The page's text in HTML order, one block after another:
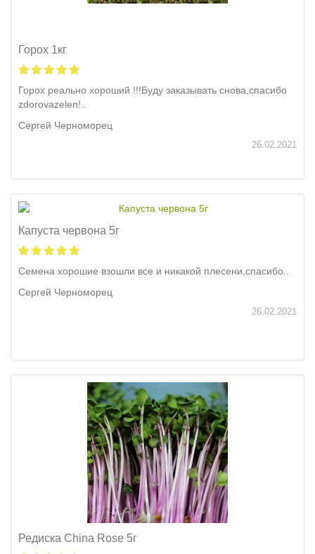
Горох 1кг
Горох реально хороший !!!Буду заказывать снова,спасибо
zdorovazelen!..
Сергей Черноморец
26.02.2021
Капуста червона 5г
Семена хорошие взошли все и никакой плесени,спасибо..
Сергей Черноморец
26.02.2021
Редиска China Rose 5г